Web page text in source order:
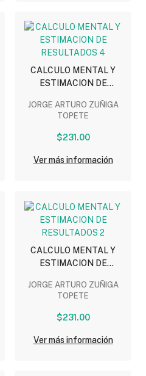
CALCULO MENTAL Y
ESTIMACION DE
JORGE ARTURO ZUÑIGA
TOPETE
$231.00
Ver más información
CALCULO MENTAL Y
ESTIMACION DE
JORGE ARTURO ZUÑIGA
TOPETE
$231.00
Ver más información